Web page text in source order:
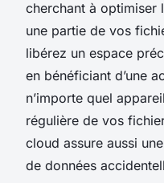
cherchant à optimiser
une partie de vos
libérez un espace
en bénéficiant d’une
n’importe quel
régulière de vos
cloud assure aussi
de données